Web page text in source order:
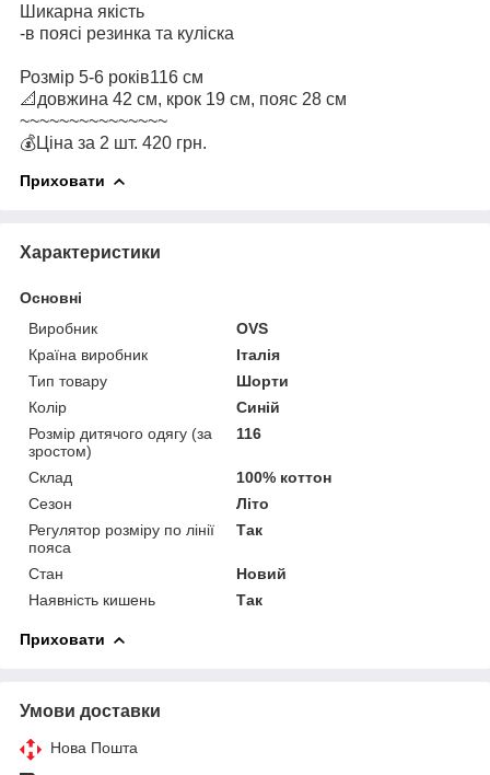
Шикарна якість
-в поясі резинка та куліска
Розмір 5-6 років116 см
📐довжина 42 см, крок 19 см, пояс 28 см
~~~~~~~~~~~~~~~
💰Ціна за 2 шт. 420 грн.
Приховати
Характеристики
Основні
Виробник
OVS
Країна виробник
Італія
Тип товару
Шорти
Колір
Синій
Розмір дитячого одягу (за
зростом)
116
Склад
100% коттон
Сезон
Літо
Регулятор розміру по лінії
пояса
Так
Стан
Новий
Наявність кишень
Так
Приховати
Умови доставки
Нова Пошта